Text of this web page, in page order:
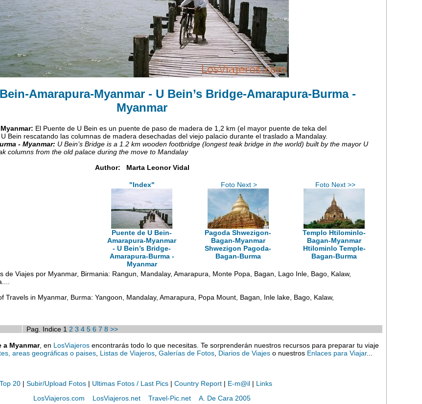
Amarapura-Myanmar - U Bein’s Bridge-Amarapura-Burma -
Myanmar
El Puente de U Bein es un puente de paso de madera de 1,2 km (el mayor puente de teka del
Bein rescatando las columnas de madera desechadas del viejo palacio durante el traslado a Mandalay.
- Myanmar: U Bein’s Bridge is a 1.2 km wooden footbridge (longest teak bridge in the world) built by the mayor U
columns from the old palace during the move to Mandalay
Author: Marta Leonor Vidal
"Index"
Puente de U Bein-
Amarapura-Myanmar
- U Bein’s Bridge-
Amarapura-Burma -
Myanmar
Foto Next >
Pagoda Shwezigon-
Bagan-Myanmar
Shwezigon Pagoda-
Bagan-Burma
Foto Next >>
Templo Htilominlo-
Bagan-Myanmar
Htilominlo Temple-
Bagan-Burma
de Viajes por Myanmar, Birmania: Rangun, Mandalay, Amarapura, Monte Popa, Bagan, Lago Inle, Bago, Kalaw,
Travels in Myanmar, Burma: Yangoon, Mandalay, Amarapura, Popa Mount, Bagan, Inle lake, Bago, Kalaw,
Pag. Indice 1 2 3 4 5 6 7 8 >>
a Myanmar, en LosViajeros encontrarás todo lo que necesitas. Te sorprenderán nuestros recursos para preparar tu viaje
areas geográficas o paises Listas de Viajeros Galerías de Fotos Diarios de Viajes o nuestros Enlaces para Viajar...
Top 20 | Subir/Upload Fotos | Ultimas Fotos / Last Pics | Country Report | E-m@il | Links
LosViajeros.com
LosViajeros.net Travel-Pic.net A. De Cara 2005